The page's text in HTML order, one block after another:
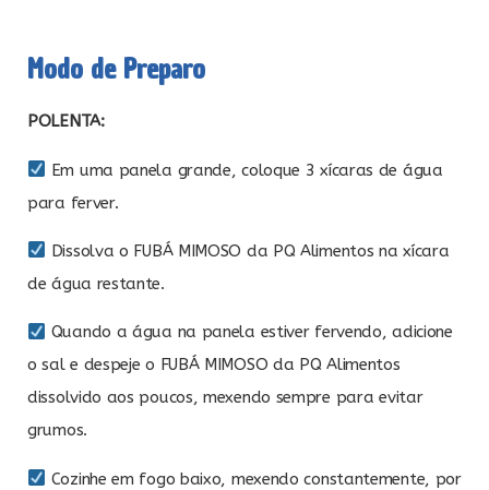
Modo de Preparo
POLENTA:
Em uma panela grande, coloque 3 xícaras de água
para ferver.
Dissolva o FUBÁ MIMOSO da PQ Alimentos na xícara
de água restante.
Quando a água na panela estiver fervendo, adicione
o sal e despeje o FUBÁ MIMOSO da PQ Alimentos
dissolvido aos poucos, mexendo sempre para evitar
grumos.
Cozinhe em fogo baixo, mexendo constantemente, por